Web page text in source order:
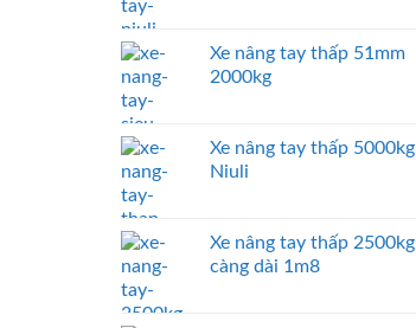
Xe nâng tay thấp 51mm
2000kg
Xe nâng tay thấp 5000kg
Niuli
Xe nâng tay thấp 2500kg
càng dài 1m8